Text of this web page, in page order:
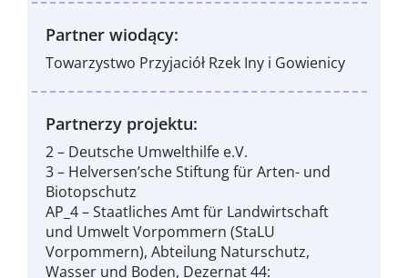
Partner wiodący:
Towarzystwo Przyjaciół Rzek Iny i Gowienicy
Partnerzy projektu:
2 – Deutsche Umwelthilfe e.V.
3 – Helversen’sche Stiftung für Arten- und
Biotopschutz
AP_4 – Staatliches Amt für Landwirtschaft
und Umwelt Vorpommern (StaLU
Vorpommern), Abteilung Naturschutz,
Wasser und Boden, Dezernat 44: